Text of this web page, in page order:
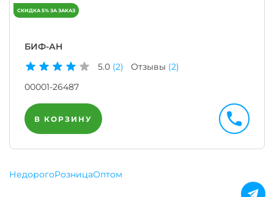
БИФ-АН
5.0 (2) Отзывы (2)
00001-26487
В КОРЗИНУ
НедорогоРозницаОптом